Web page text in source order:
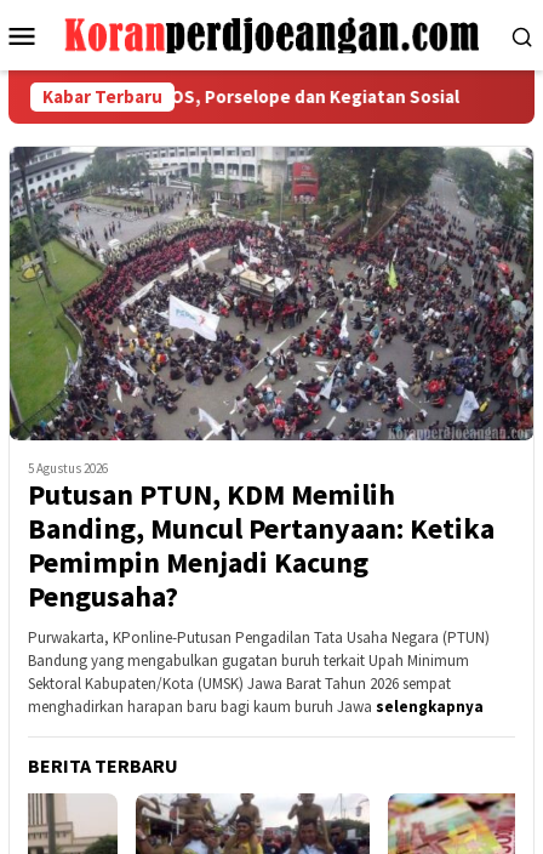
ke
Menu
Mobile
Kabar Terbaru
Ketaatan COS, Porselope dan Kegiatan Sosial Isu
5 Agustus 2026
Putusan PTUN, KDM Memilih
Banding, Muncul Pertanyaan: Ketika
Pemimpin Menjadi Kacung
Pengusaha?
Purwakarta, KPonline-Putusan Pengadilan Tata Usaha Negara (PTUN)
Bandung yang mengabulkan gugatan buruh terkait Upah Minimum
Sektoral Kabupaten/Kota (UMSK) Jawa Barat Tahun 2026 sempat
menghadirkan harapan baru bagi kaum buruh Jawa selengkapnya
BERITA TERBARU